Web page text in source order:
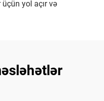
yol açır və